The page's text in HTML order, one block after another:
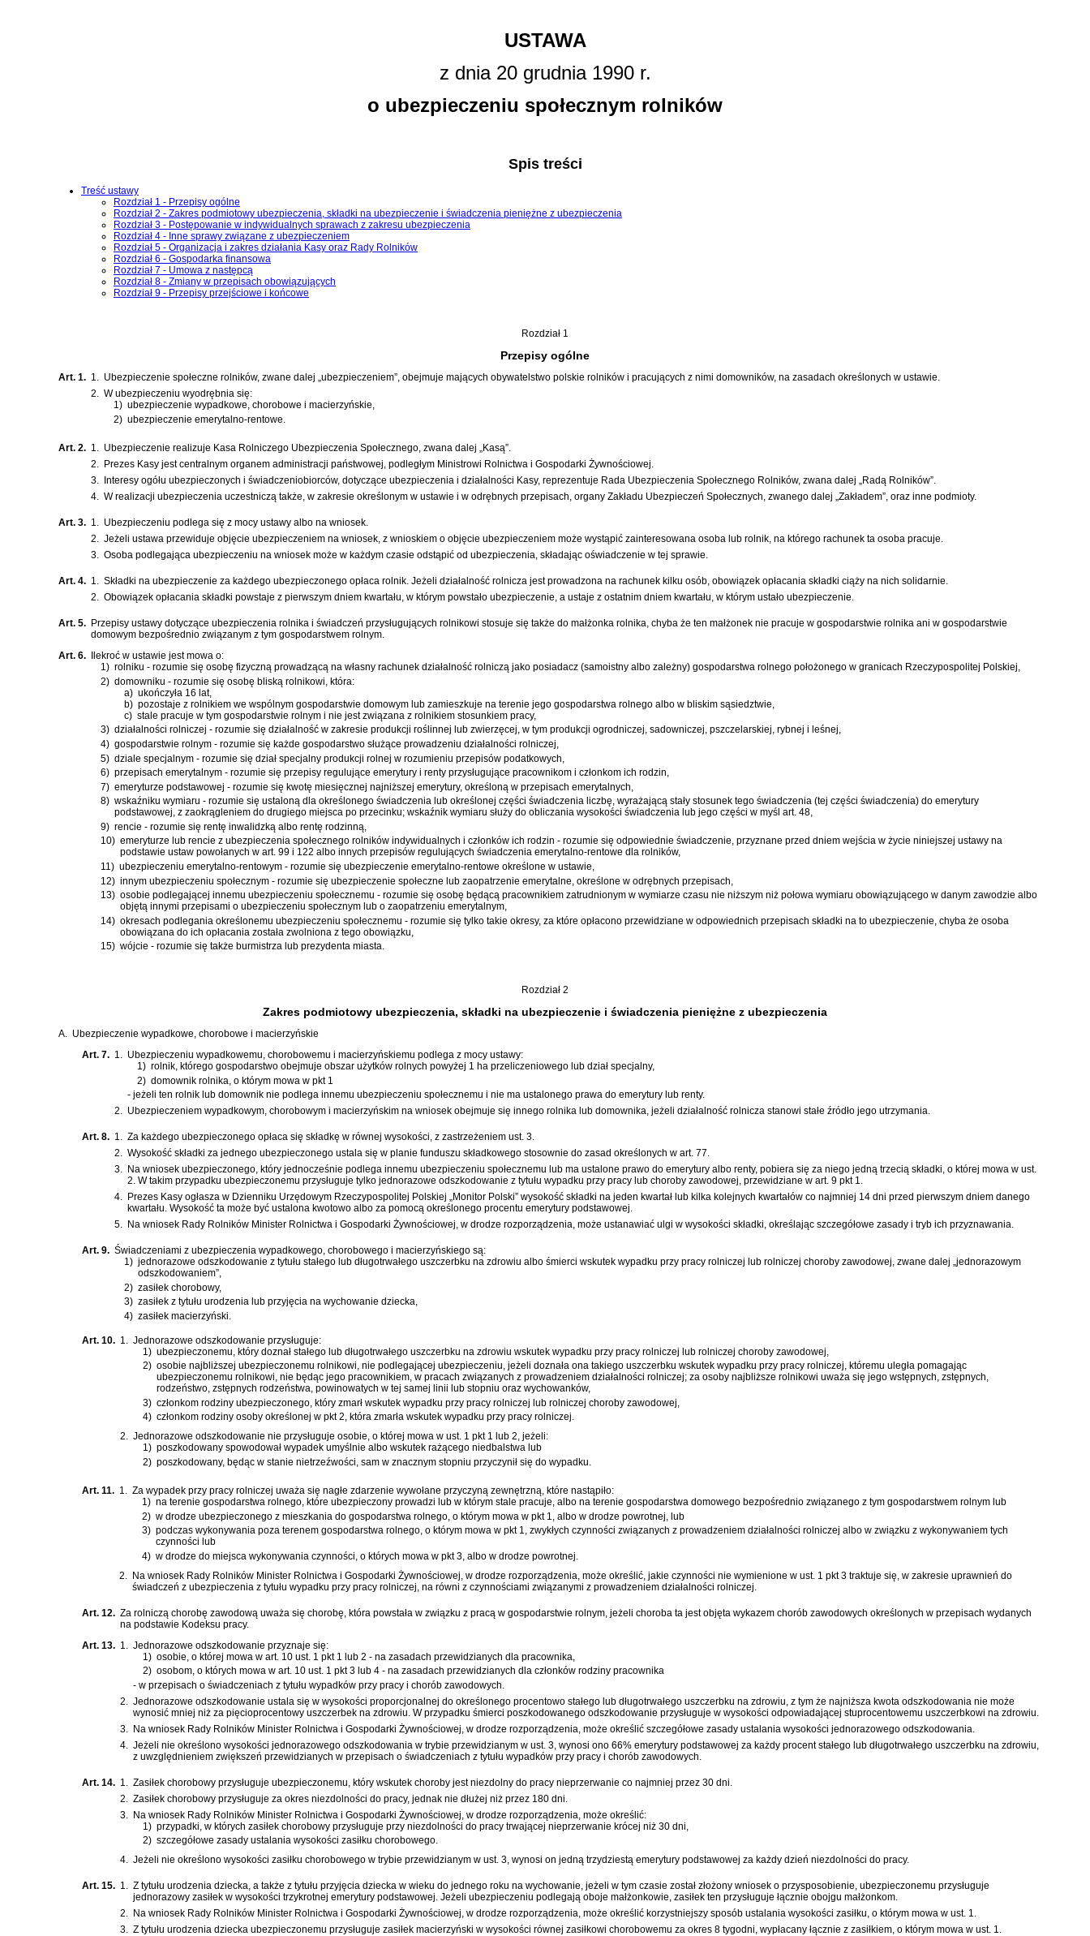
USTAWA
z dnia 20 grudnia 1990 r.
o ubezpieczeniu społecznym rolników
Spis treści
Treść ustawy
Rozdział 1 - Przepisy ogólne
Rozdział 2 - Zakres podmiotowy ubezpieczenia, składki na ubezpieczenie i świadczenia pieniężne z ubezpieczenia
Rozdział 3 - Postępowanie w indywidualnych sprawach z zakresu ubezpieczenia
Rozdział 4 - Inne sprawy związane z ubezpieczeniem
Rozdział 5 - Organizacja i zakres działania Kasy oraz Rady Rolników
Rozdział 6 - Gospodarka finansowa
Rozdział 7 - Umowa z następcą
Rozdział 8 - Zmiany w przepisach obowiązujących
Rozdział 9 - Przepisy przejściowe i końcowe
Rozdział 1
Przepisy ogólne
Art. 1. 1. Ubezpieczenie społeczne rolników, zwane dalej „ubezpieczeniem”, obejmuje mających obywatelstwo polskie rolników i pracujących z nimi domowników, na zasadach określonych w ustawie.
2. W ubezpieczeniu wyodrębnia się:
1) ubezpieczenie wypadkowe, chorobowe i macierzyńskie,
2) ubezpieczenie emerytalno-rentowe.
Art. 2. 1. Ubezpieczenie realizuje Kasa Rolniczego Ubezpieczenia Społecznego, zwana dalej „Kasą”.
2. Prezes Kasy jest centralnym organem administracji państwowej, podległym Ministrowi Rolnictwa i Gospodarki Żywnościowej.
3.
Interesy ogółu ubezpieczonych i świadczeniobiorców, dotyczące ubezpieczenia i działalności Kasy, reprezentuje Rada Ubezpieczenia Społecznego Rolników, zwana dalej „Radą Rolników”.
4. W realizacji ubezpieczenia uczestniczą także, w zakresie określonym w ustawie i w odrębnych przepisach, organy Zakładu Ubezpieczeń Społecznych, zwanego dalej „Zakładem”, oraz inne podmioty.
Art. 3. 1. Ubezpieczeniu podlega się z mocy ustawy albo na wniosek.
2. Jeżeli ustawa przewiduje objęcie ubezpieczeniem na wniosek, z wnioskiem o objęcie ubezpieczeniem może wystąpić zainteresowana osoba lub rolnik, na którego rachunek ta osoba pracuje.
3. Osoba podlegająca ubezpieczeniu na wniosek może w każdym czasie odstąpić od ubezpieczenia, składając oświadczenie w tej sprawie.
Art. 4. 1. Składki na ubezpieczenie za każdego ubezpieczonego opłaca rolnik. Jeżeli działalność rolnicza jest prowadzona na rachunek kilku osób, obowiązek opłacania składki ciąży na nich solidarnie.
2. Obowiązek opłacania składki powstaje z pierwszym dniem kwartału, w którym powstało ubezpieczenie, a ustaje z ostatnim dniem kwartału, w którym ustało ubezpieczenie.
Art. 5. Przepisy ustawy dotyczące ubezpieczenia rolnika i świadczeń przysługujących rolnikowi stosuje się także do małżonka rolnika, chyba że ten małżonek nie pracuje w gospodarstwie rolnika ani w gospodarstwie
domowym bezpośrednio związanym z tym gospodarstwem rolnym.
Art. 6.
Ilekroć w ustawie jest mowa o:
1) rolniku - rozumie się osobę fizyczną prowadzącą na własny rachunek działalność rolniczą jako posiadacz (samoistny albo zależny) gospodarstwa rolnego położonego w granicach Rzeczypospolitej Polskiej,
2) domowniku - rozumie się osobę bliską rolnikowi, która:
a) ukończyła 16 lat,
b) pozostaje z rolnikiem we wspólnym gospodarstwie domowym lub zamieszkuje na terenie jego gospodarstwa rolnego albo w bliskim sąsiedztwie,
c) stale pracuje w tym gospodarstwie rolnym i nie jest związana z rolnikiem stosunkiem pracy,
3) działalności rolniczej - rozumie się działalność w zakresie produkcji roślinnej lub zwierzęcej, w tym produkcji ogrodniczej, sadowniczej, pszczelarskiej, rybnej i leśnej,
4) gospodarstwie rolnym - rozumie się każde gospodarstwo służące prowadzeniu działalności rolniczej,
5) dziale specjalnym - rozumie się dział specjalny produkcji rolnej w rozumieniu przepisów podatkowych,
6) przepisach emerytalnym - rozumie się przepisy regulujące emerytury i renty przysługujące pracownikom i członkom ich rodzin,
7) emeryturze podstawowej - rozumie się kwotę miesięcznej najniższej emerytury, określoną w przepisach emerytalnych,
8) wskaźniku wymiaru - rozumie się ustaloną dla określonego świadczenia lub określonej części świadczenia liczbę, wyrażającą stały stosunek tego świadczenia (tej części świadczenia) do emerytury
podstawowej, z zaokrągleniem do drugiego miejsca po przecinku; wskaźnik wymiaru służy do obliczania wysokości świadczenia lub jego części w myśl art. 48,
9) rencie - rozumie się rentę inwalidzką albo rentę rodzinną,
10) emeryturze lub rencie z ubezpieczenia społecznego rolników indywidualnych i członków ich rodzin - rozumie się odpowiednie świadczenie, przyznane przed dniem wejścia w życie niniejszej ustawy na
podstawie ustaw powołanych w art. 99 i 122 albo innych przepisów regulujących świadczenia emerytalno-rentowe dla rolników,
11) ubezpieczeniu emerytalno-rentowym - rozumie się ubezpieczenie emerytalno-rentowe określone w ustawie,
12) innym ubezpieczeniu społecznym - rozumie się ubezpieczenie społeczne lub zaopatrzenie emerytalne, określone w odrębnych przepisach,
13) osobie podlegającej innemu ubezpieczeniu społecznemu - rozumie się osobę będącą pracownikiem zatrudnionym w wymiarze czasu nie niższym niż połowa wymiaru obowiązującego w danym zawodzie albo
objętą innymi przepisami o ubezpieczeniu społecznym lub o zaopatrzeniu emerytalnym,
14) okresach podlegania określonemu ubezpieczeniu społecznemu - rozumie się tylko takie okresy, za które opłacono przewidziane w odpowiednich przepisach składki na to ubezpieczenie, chyba że osoba
obowiązana do ich opłacania została zwolniona z tego obowiązku,
15) wójcie - rozumie się także burmistrza lub prezydenta miasta.
Rozdział 2
Zakres podmiotowy ubezpieczenia, składki na ubezpieczenie i świadczenia pieniężne z ubezpieczenia
A. Ubezpieczenie wypadkowe, chorobowe i macierzyńskie
Art. 7. 1. Ubezpieczeniu wypadkowemu, chorobowemu i macierzyńskiemu podlega z mocy ustawy:
1) rolnik, którego gospodarstwo obejmuje obszar użytków rolnych powyżej 1 ha przeliczeniowego lub dział specjalny,
2) domownik rolnika, o którym mowa w pkt 1
- jeżeli ten rolnik lub domownik nie podlega innemu ubezpieczeniu społecznemu i nie ma ustalonego prawa do emerytury lub renty.
2. Ubezpieczeniem wypadkowym, chorobowym i macierzyńskim na wniosek obejmuje się innego rolnika lub domownika, jeżeli działalność rolnicza stanowi stałe źródło jego utrzymania.
Art. 8. 1. Za każdego ubezpieczonego opłaca się składkę w równej wysokości, z zastrzeżeniem ust. 3.
2. Wysokość składki za jednego ubezpieczonego ustala się w planie funduszu składkowego stosownie do zasad określonych w art. 77.
3. Na wniosek ubezpieczonego, który jednocześnie podlega innemu ubezpieczeniu społecznemu lub ma ustalone prawo do emerytury albo renty, pobiera się za niego jedną trzecią składki, o której mowa w ust.
2. W takim przypadku ubezpieczonemu przysługuje tylko jednorazowe odszkodowanie z tytułu wypadku przy pracy lub choroby zawodowej, przewidziane w art. 9 pkt 1.
4. Prezes Kasy ogłasza w Dzienniku Urzędowym Rzeczypospolitej Polskiej „Monitor Polski” wysokość składki na jeden kwartał lub kilka kolejnych kwartałów co najmniej 14 dni przed pierwszym dniem danego
kwartału. Wysokość ta może być ustalona kwotowo albo za pomocą określonego procentu emerytury podstawowej.
5. Na wniosek Rady Rolników Minister Rolnictwa i Gospodarki Żywnościowej, w drodze rozporządzenia, może ustanawiać ulgi w wysokości składki, określając szczegółowe zasady i tryb ich przyznawania.
Art. 9. Świadczeniami z ubezpieczenia wypadkowego, chorobowego i macierzyńskiego są:
1) jednorazowe odszkodowanie z tytułu stałego lub długotrwałego uszczerbku na zdrowiu albo śmierci wskutek wypadku przy pracy rolniczej lub rolniczej choroby zawodowej, zwane dalej „jednorazowym
odszkodowaniem”,
2) zasiłek chorobowy,
3) zasiłek z tytułu urodzenia lub przyjęcia na wychowanie dziecka,
4) zasiłek macierzyński.
Art. 10. 1.
Jednorazowe odszkodowanie przysługuje:
1) ubezpieczonemu, który doznał stałego lub długotrwałego uszczerbku na zdrowiu wskutek wypadku przy pracy rolniczej lub rolniczej choroby zawodowej,
2) osobie najbliższej ubezpieczonemu rolnikowi, nie podlegającej ubezpieczeniu, jeżeli doznała ona takiego uszczerbku wskutek wypadku przy pracy rolniczej, któremu uległa pomagając
ubezpieczonemu rolnikowi, nie będąc jego pracownikiem, w pracach związanych z prowadzeniem działalności rolniczej; za osoby najbliższe rolnikowi uważa się jego wstępnych, zstępnych,
rodzeństwo, zstępnych rodzeństwa, powinowatych w tej samej linii lub stopniu oraz wychowanków,
3) członkom rodziny ubezpieczonego, który zmarł wskutek wypadku przy pracy rolniczej lub rolniczej choroby zawodowej,
4) członkom rodziny osoby określonej w pkt 2, która zmarła wskutek wypadku przy pracy rolniczej.
2. Jednorazowe odszkodowanie nie przysługuje osobie, o której mowa w ust. 1 pkt 1 lub 2, jeżeli:
1) poszkodowany spowodował wypadek umyślnie albo wskutek rażącego niedbalstwa lub
2) poszkodowany, będąc w stanie nietrzeźwości, sam w znacznym stopniu przyczynił się do wypadku.
Art. 11. 1. Za wypadek przy pracy rolniczej uważa się nagłe zdarzenie wywołane przyczyną zewnętrzną, które nastąpiło:
1) na terenie gospodarstwa rolnego, które ubezpieczony prowadzi lub w którym stale pracuje, albo na terenie gospodarstwa domowego bezpośrednio związanego z tym gospodarstwem rolnym lub
2) w drodze ubezpieczonego z mieszkania do gospodarstwa rolnego, o którym mowa w pkt 1, albo w drodze powrotnej, lub
3) podczas wykonywania poza terenem gospodarstwa rolnego, o którym mowa w pkt 1, zwykłych czynności związanych z prowadzeniem działalności rolniczej albo w związku z wykonywaniem tych
czynności lub
4) w drodze do miejsca wykonywania czynności, o których mowa w pkt 3, albo w drodze powrotnej.
2.
Na wniosek Rady Rolników Minister Rolnictwa i Gospodarki Żywnościowej, w drodze rozporządzenia, może określić, jakie czynności nie wymienione w ust. 1 pkt 3 traktuje się, w zakresie uprawnień do
świadczeń z ubezpieczenia z tytułu wypadku przy pracy rolniczej, na równi z czynnościami związanymi z prowadzeniem działalności rolniczej.
Art. 12. Za rolniczą chorobę zawodową uważa się chorobę, która powstała w związku z pracą w gospodarstwie rolnym, jeżeli choroba ta jest objęta wykazem chorób zawodowych określonych w przepisach wydanych
na podstawie Kodeksu pracy.
Art. 13. 1.
Jednorazowe odszkodowanie przyznaje się:
1) osobie, o której mowa w art. 10 ust. 1 pkt 1 lub 2 - na zasadach przewidzianych dla pracownika,
2) osobom, o których mowa w art. 10 ust. 1 pkt 3 lub 4 - na zasadach przewidzianych dla członków rodziny pracownika
- w przepisach o świadczeniach z tytułu wypadków przy pracy i chorób zawodowych.
2.
Jednorazowe odszkodowanie ustala się w wysokości proporcjonalnej do określonego procentowo stałego lub długotrwałego uszczerbku na zdrowiu, z tym że najniższa kwota odszkodowania nie może
wynosić mniej niż za pięcioprocentowy uszczerbek na zdrowiu. W przypadku śmierci poszkodowanego odszkodowanie przysługuje w wysokości odpowiadającej stuprocentowemu uszczerbkowi na zdrowiu.
3.
Na wniosek Rady Rolników Minister Rolnictwa i Gospodarki Żywnościowej, w drodze rozporządzenia, może określić szczegółowe zasady ustalania wysokości jednorazowego odszkodowania.
4.
Jeżeli nie określono wysokości jednorazowego odszkodowania w trybie przewidzianym w ust. 3, wynosi ono 66% emerytury podstawowej za każdy procent stałego lub długotrwałego uszczerbku na zdrowiu,
z uwzględnieniem zwiększeń przewidzianych w przepisach o świadczeniach z tytułu wypadków przy pracy i chorób zawodowych.
Art. 14. 1.
Zasiłek chorobowy przysługuje ubezpieczonemu, który wskutek choroby jest niezdolny do pracy nieprzerwanie co najmniej przez 30 dni.
2.
Zasiłek chorobowy przysługuje za okres niezdolności do pracy, jednak nie dłużej niż przez 180 dni.
3.
Na wniosek Rady Rolników Minister Rolnictwa i Gospodarki Żywnościowej, w drodze rozporządzenia, może określić:
1) przypadki, w których zasiłek chorobowy przysługuje przy niezdolności do pracy trwającej nieprzerwanie krócej niż 30 dni,
2) szczegółowe zasady ustalania wysokości zasiłku chorobowego.
4. Jeżeli nie określono wysokości zasiłku chorobowego w trybie przewidzianym w ust. 3, wynosi on jedną trzydziestą emerytury podstawowej za każdy dzień niezdolności do pracy.
Art. 15. 1. Z tytułu urodzenia dziecka, a także z tytułu przyjęcia dziecka w wieku do jednego roku na wychowanie, jeżeli w tym czasie został złożony wniosek o przysposobienie, ubezpieczonemu przysługuje
jednorazowy zasiłek w wysokości trzykrotnej emerytury podstawowej. Jeżeli ubezpieczeniu podlegają oboje małżonkowie, zasiłek ten przysługuje łącznie obojgu małżonkom.
2. Na wniosek Rady Rolników Minister Rolnictwa i Gospodarki Żywnościowej, w drodze rozporządzenia, może określić korzystniejszy sposób ustalania wysokości zasiłku, o którym mowa w ust. 1.
3. Z tytułu urodzenia dziecka ubezpieczonemu przysługuje zasiłek macierzyński w wysokości równej zasiłkowi chorobowemu za okres 8 tygodni, wypłacany łącznie z zasiłkiem, o którym mowa w ust. 1.